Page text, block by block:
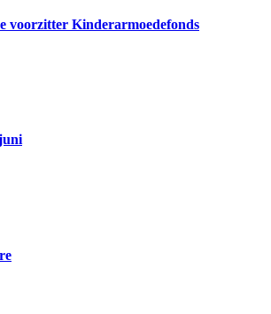
voorzitter Kinderarmoedefonds